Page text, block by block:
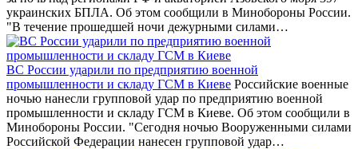
украинских БПЛА. Об этом сообщили в Минобороны России.
"В течение прошедшей ночи дежурными силами…
ВС России ударили по предприятию военной
промышленности и складу ГСМ в Киеве Российские военные
ночью нанесли групповой удар по предприятию военной
промышленности и складу ГСМ в Киеве. Об этом сообщили в
Минобороны России. "Сегодня ночью Вооруженными силами
Российской Федерации нанесен групповой удар…